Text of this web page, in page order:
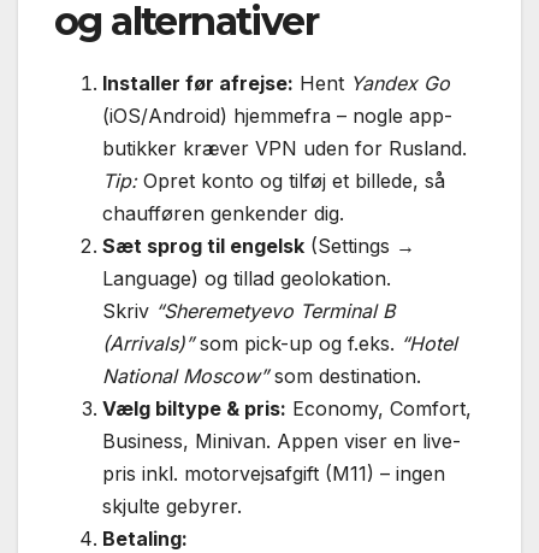
og alternativer
Installer før afrejse: Hent Yandex Go
(iOS/Android) hjemmefra – nogle app-
butikker kræver VPN uden for Rusland.
Tip:Opret konto og tilføj et billede, så
chaufføren genkender dig.
Sæt sprog til engelsk (Settings →
Language) og tillad geolokation.
Skriv “Sheremetyevo Terminal B
(Arrivals)”som pick-up og f.eks. “Hotel
National Moscow”som destination.
Vælg biltype & pris: Economy, Comfort,
Business, Minivan. Appen viser en live-
pris inkl. motorvejsafgift (M11) – ingen
skjulte gebyrer.
Betaling: